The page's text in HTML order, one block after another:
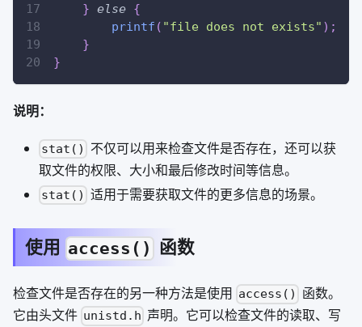
} else {
printf ( "file does not exists" ) ;
}
}
说明：
stat()
不仅可以用来检查文件是否存在，还可以获
取文件的权限、大小和最后修改时间等信息。
stat() 适用于需要获取文件的更多信息的场景。
使用 access() 函数
检查文件是否存在的另一种方法是使用 access()
函数。
它由头文件 unistd.h 声明。它可以检查文件的读取、写